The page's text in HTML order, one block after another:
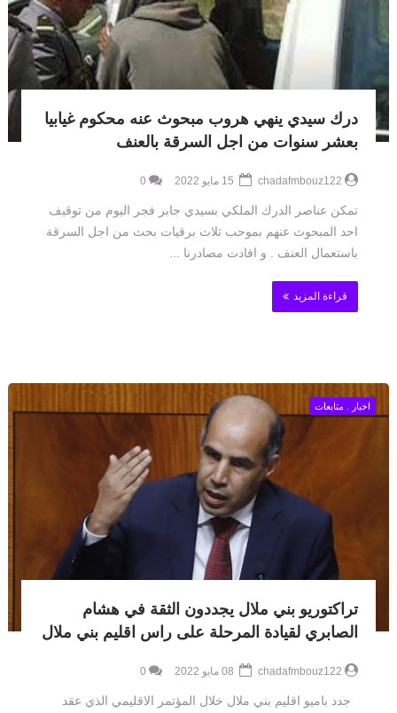
درك سيدي ينهي هروب مبحوث عنه محكوم غيابيا
بعشر سنوات من اجل السرقة بالعنف
chadafmbouz122
0
تمكن عناصر الدرك الملكي بسيدي جابر فجر اليوم من توقيف
احد المبحوث عنهم بموحب ثلاث برقيات بحث من اجل السرقة
باستعمال العنف . و افادت مصادرنا ...
قراءة المزيد
اخبار . متابعات
تراكتوريو بني ملال يجددون الثقة في هشام
الصابري لقيادة المرحلة على راس اقليم بني ملال
chadafmbouz122
0
جدد باميو اقليم بني ملال خلال المؤتمر الاقليمي الذي عقد